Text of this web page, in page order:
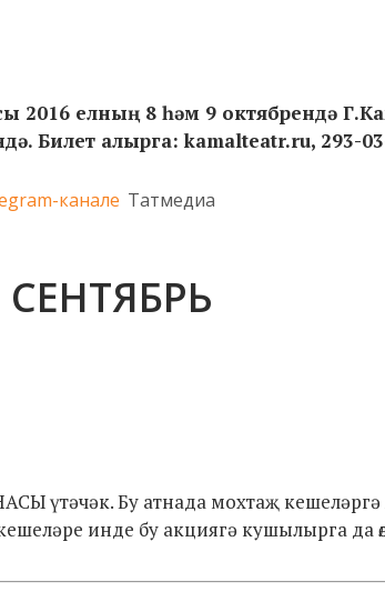
2016 елның 8 һәм 9 октябрендә
Билет алырга: kamalteatr.ru, 293-
канале Татмедиа
СЕНТЯБРЬ
үтәчәк. Бу атнада мохтаҗ
инде бу акциягә кушылырга да